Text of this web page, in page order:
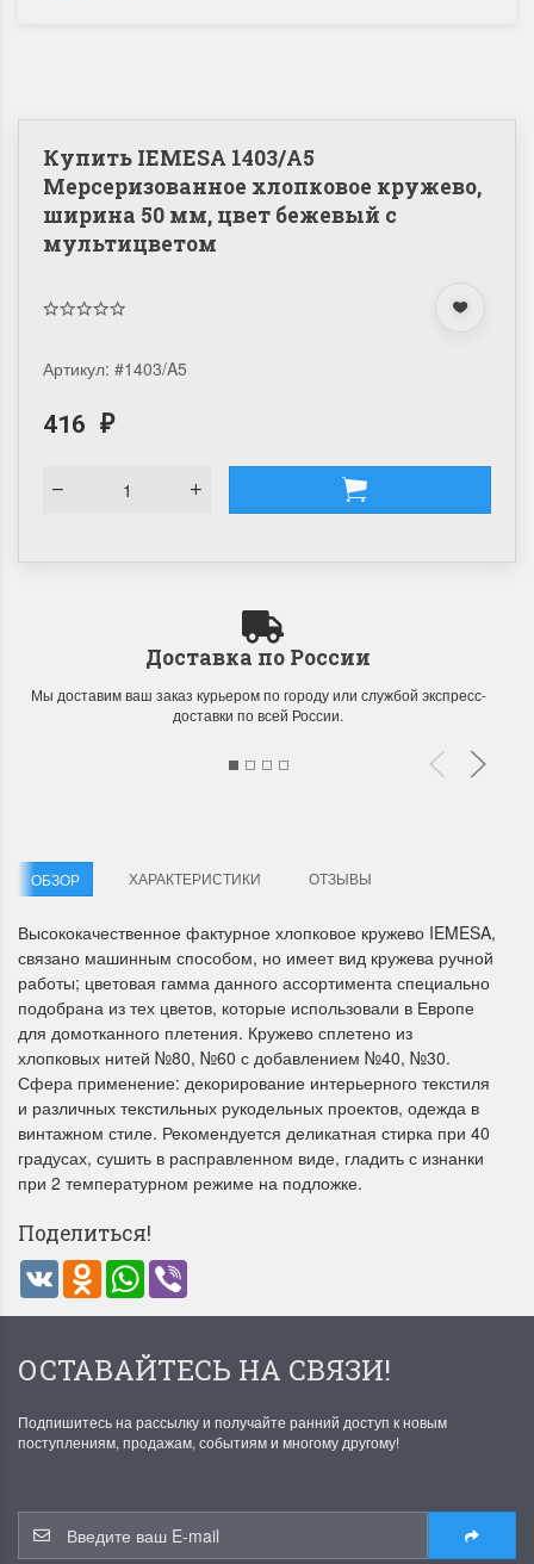
Летние Скидки
!! СКИДКА 20% ‼️ с 1 до 3 июня в
честь первого летнего дня
Чудетство...
ПОДРОБНЕЕ
Анастасия Туманова
1 июня 2024 11:29
Спешите купить...
ПОДРОБНЕЕ
Анастасия Туманова
22 мая 2024 13:01
Купить IEMESA 1403/A5
Мерсеризованное хлопковое кружево,
ширина 50 мм, цвет бежевый с
мультицветом
Артикул: #1403/A5
416 ₽
Доставка по России
Мы доставим ваш заказ курьером по городу или службой экспресс-
доставки по всей России.
ОБЗОР ХАРАКТЕРИСТИКИ ОТЗЫВЫ
Высококачественное фактурное хлопковое кружево IEMESA,
связано машинным способом, но имеет вид кружева ручной
работы; цветовая гамма данного ассортимента специально
подобрана из тех цветов, которые использовали в Европе
для домотканного плетения. Кружево сплетено из
хлопковых нитей №80, №60 с добавлением №40, №30.
Сфера применение: декорирование интерьерного текстиля
и различных текстильных рукодельных проектов, одежда в
винтажном стиле. Рекомендуется деликатная стирка при 40
градусах, сушить в расправленном виде, гладить с изнанки
при 2 температурном режиме на подложке.
Поделиться!
VK Odnoklassniki
WhatsApp
ОСТАВАЙТЕСЬ НА СВЯЗИ!
Подпишитесь на рассылку и получайте ранний доступ к новым
поступлениям, продажам, событиям и многому другому!